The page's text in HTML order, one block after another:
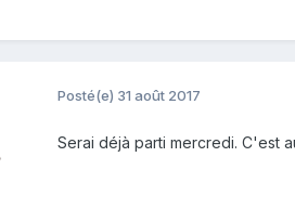
Posté(e) 31 août 2017
Serai déjà parti mercredi. C'est